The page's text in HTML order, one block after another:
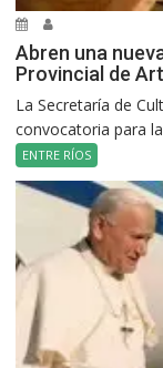
Abren una
Provincial de
La Secretaría de
convocatoria para
ENTRE RÍOS